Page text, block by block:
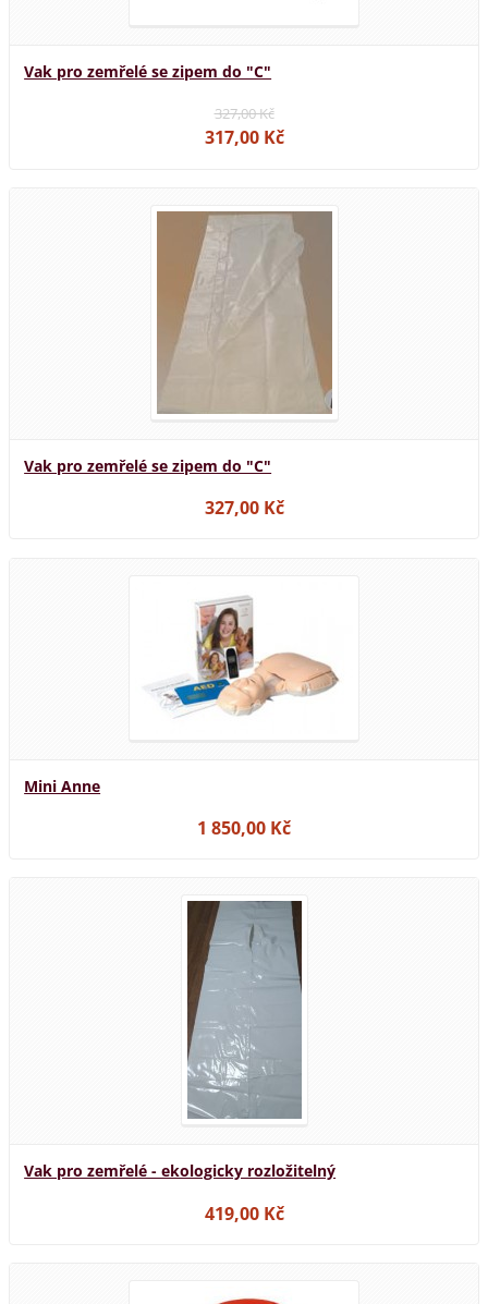
Vak pro zemřelé se zipem do "C"
327,00 Kč
317,00 Kč
Vak pro zemřelé se zipem do "C"
327,00 Kč
Mini Anne
1 850,00 Kč
Vak pro zemřelé - ekologicky rozložitelný
419,00 Kč